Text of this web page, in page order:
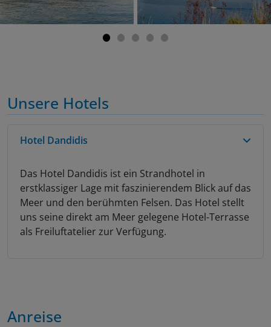
Unsere Hotels
Hotel Dandidis
Das Hotel Dandidis ist ein Strandhotel in
erstklassiger Lage mit faszinierendem Blick auf das
Meer und den berühmten Felsen. Das Hotel stellt
uns seine direkt am Meer gelegene Hotel-Terrasse
als Freiluftatelier zur Verfügung.
Anreise